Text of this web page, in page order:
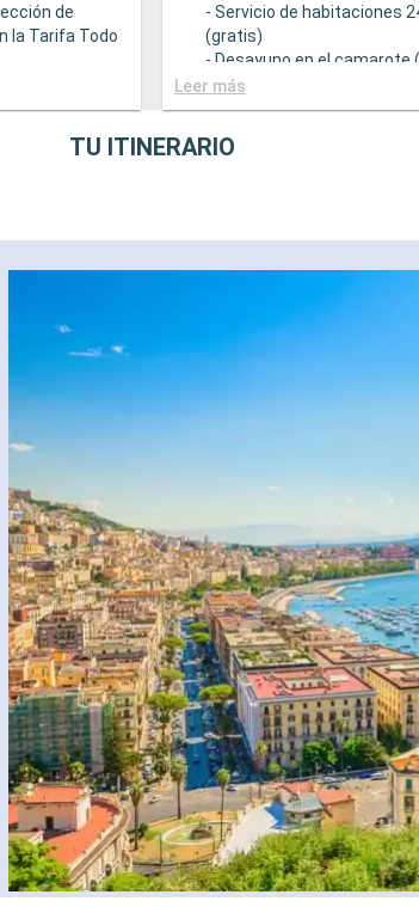
de
la Tarifa Todo
de cena
en el
aire libre
para
niños
- Servicio de habitaciones
(gratis)
- Desayuno en el camarote
GASTRONOMÍA
- Opción de reservar la
Incluido
variedad de restricciones
- Turno de cena libre con My
Dining en un restaurante o
- Programa variado de
- Área de piscina
- Instalaciones deportivas
- Gimnasio equipado con
panorámicas
- Actividades de
adultos, bebés y niños
- Actividades recreativas
RELAJACIÓN Y BIENESTAR
- Acceso al exclusivo
- Amenities de relajación en
camarote (incluye
- Menú de almohadas
- Acceso al área termal
adultos)
- 40% de descuento en una
prepago de spa
- 10% de descuento en
tratamientos de spa
Leer más
TU ITINERARIO